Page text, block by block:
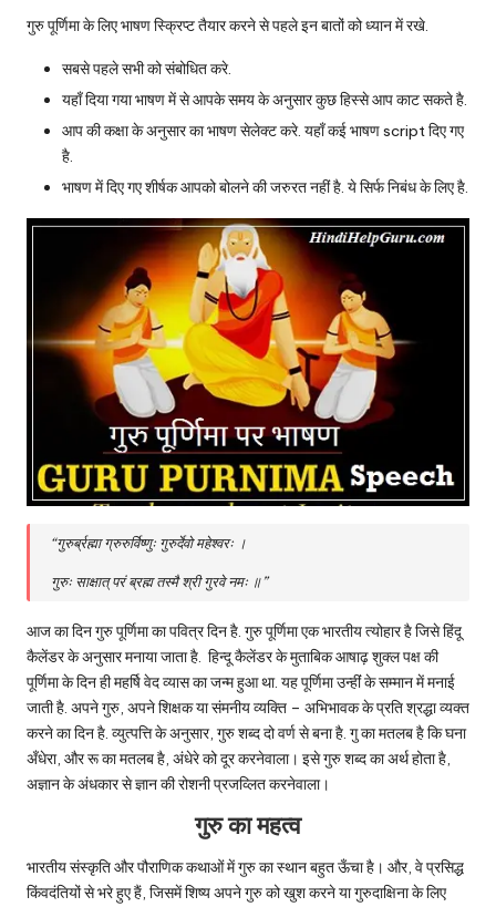
गुरु पूर्णिमा के लिए भाषण स्क्रिप्ट तैयार करने से पहले इन बातों को ध्यान में रखे.
सबसे पहले सभी को संबोधित करे.
यहाँ दिया गया भाषण में से आपके समय के अनुसार कुछ हिस्से आप काट सकते है.
आप की कक्षा के अनुसार का भाषण सेलेक्ट करे. यहाँ कई भाषण script दिए गए
है.
भाषण में दिए गए शीर्षक आपको बोलने की जरुरत नहीं है. ये सिर्फ निबंध के लिए है.
“गुरुर्ब्रह्मा ग्रुरुर्विष्णुः गुरुर्देवो महेश्वरः ।
गुरुः साक्षात् परं ब्रह्म तस्मै श्री गुरवे नमः ॥”
आज का दिन गुरु पूर्णिमा का पवित्र दिन है. गुरु पूर्णिमा एक भारतीय त्योहार है जिसे हिंदू
कैलेंडर के अनुसार मनाया जाता है. हिन्‍दू कैलेंडर के मुताबिक आषाढ़ शुक्‍ल पक्ष की
पूर्णिमा के दिन ही महर्षि वेद व्‍यास का जन्‍म हुआ था. यह पूर्णिमा उन्‍हींं के सम्‍मान में मनाई
जाती है. अपने गुरु, अपने शिक्षक या संमनीय व्यक्ति – अभिभावक के प्रति श्रद्धा व्यक्त
करने का दिन है. व्युत्पत्ति के अनुसार, गुरु शब्द दो वर्ण से बना है. गु का मतलब है कि घना
अँधेरा, और रू का मतलब है, अंधेरे को दूर करनेवाला। इसे गुरु शब्द का अर्थ होता है,
अज्ञान के अंधकार से ज्ञान की रोशनी प्रजव्लित करनेवाला।
गुरु का महत्व
भारतीय संस्कृति और पौराणिक कथाओं में गुरु का स्थान बहुत ऊँचा है। और, वे प्रसिद्ध
किंवदंतियों से भरे हुए हैं, जिसमें शिष्य अपने गुरु को खुश करने या गुरुदाक्षिना के लिए